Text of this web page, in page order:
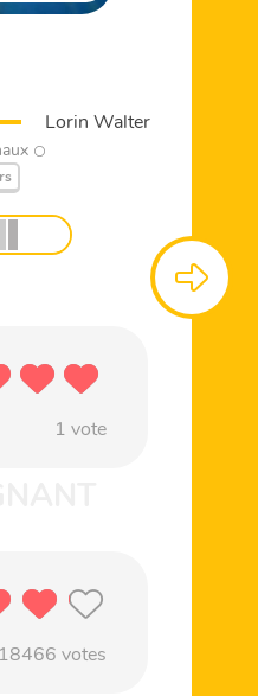
Lorin Walter
1 vote
18466 votes